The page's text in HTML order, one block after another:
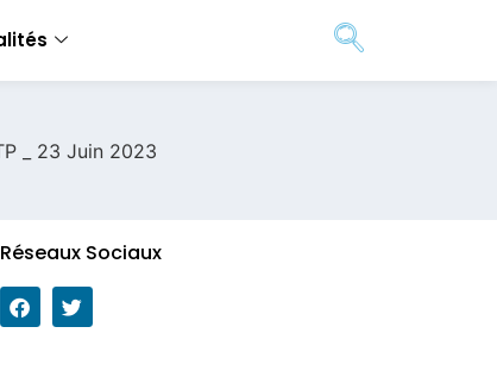
_ 23 Juin 2023
Réseaux Sociaux